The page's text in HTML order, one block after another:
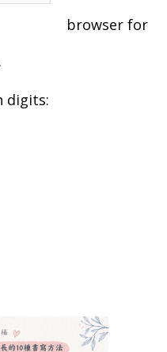
browser for
digits: